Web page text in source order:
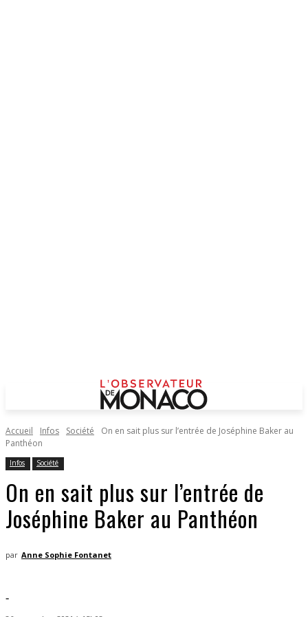
Accueil Infos Société
On en sait plus sur l’entrée de Joséphine Baker au
Panthéon
Infos Société
On en sait plus sur l’entrée de
Joséphine Baker au Panthéon
par Anne Sophie Fontanet
-